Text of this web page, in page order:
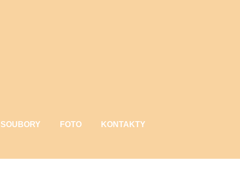
SOUBORY FOTO KONTAKTY